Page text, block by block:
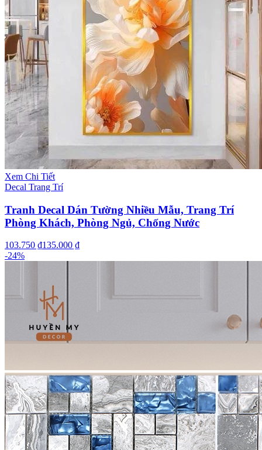
Xem Chi Tiết
Decal Trang Trí
Tranh Decal Dán Tường Nhiều Mẫu, Trang Trí
Phòng Khách, Phòng Ngủ, Chống Nước
103.750 ₫135.000 ₫
-24%